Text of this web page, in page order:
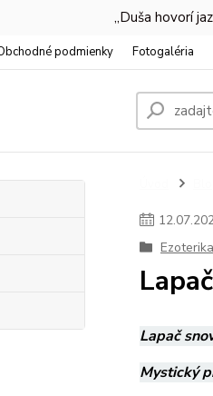
,,Duša hovorí
podmienky Fotogaléria
12.07.
Ezoterika
Lapač
Mystický